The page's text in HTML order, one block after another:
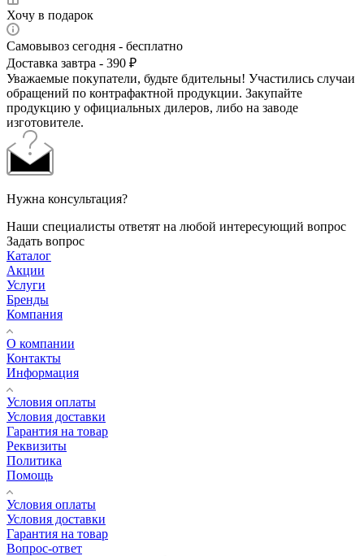
Хочу в подарок
Самовывоз сегодня - бесплатно
Доставка завтра - 390 ₽
Уважаемые покупатели, будьте бдительны! Участились случаи
обращений по контрафактной продукции. Закупайте
продукцию у официальных дилеров, либо на заводе
изготовителе.
Нужна консультация?
Наши специалисты ответят на любой интересующий вопрос
Задать вопрос
Каталог
Акции
Услуги
Бренды
Компания
О компании
Контакты
Информация
Условия оплаты
Условия доставки
Гарантия на товар
Реквизиты
Политика
Помощь
Условия оплаты
Условия доставки
Гарантия на товар
Вопрос-ответ